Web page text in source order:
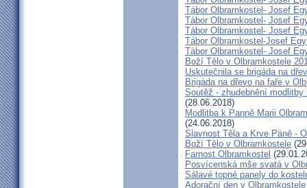
Tábor Olbramkostel- Josef
Tábor Olbramkostel- Josef
Tábor Olbramkostel- Josef
Tábor Olbramkostel-Josef
Tábor Olbramkostel- Josef
Boží Tělo v Olbramkostele
Uskutečnila se brigáda na
Brigáda na dřevo na faře v
Soutěž - zhudebnění
(28.06.2018)
Modlitba k Panně Marii
(24.06.2018)
Slavnost Těla a Krve Páně -
Boží Tělo v Olbramkostele
Farnost Olbramkostel
Posvícenská mše svatá v
Sálavé topné panely do
Adorační den v Olbramkostele